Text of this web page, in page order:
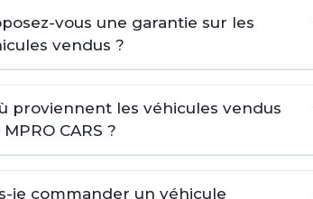
vous une garantie sur les
vendus ?
proviennent les véhicules vendus
CARS ?
je commander un véhicule